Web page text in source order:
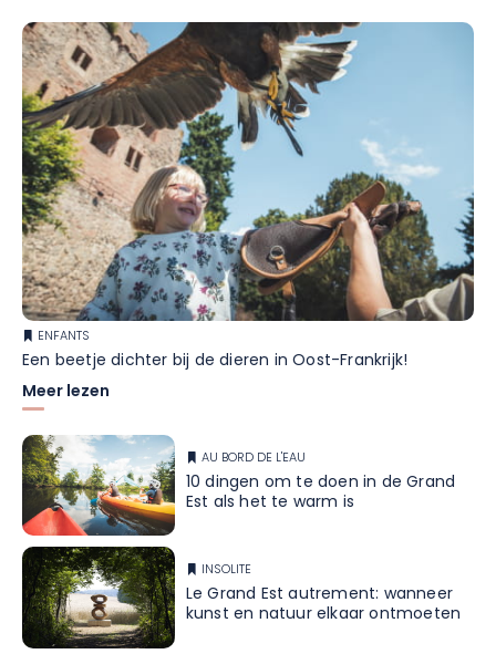
ENFANTS
Een beetje dichter bij de dieren in Oost-Frankrijk!
Meer lezen
AU BORD DE L'EAU
10 dingen om te doen in de Grand
Est als het te warm is
INSOLITE
Le Grand Est autrement: wanneer
kunst en natuur elkaar ontmoeten